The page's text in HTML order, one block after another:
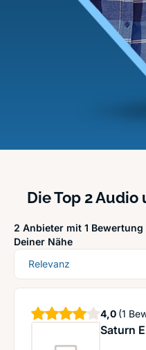
Die Top 2 Audio
2 Anbieter mit 1 Bewertung
Deiner Nähe
Sortierung
Saturn
4,0 (1